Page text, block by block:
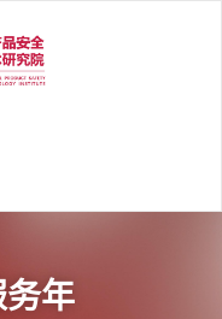
农产品安
业技术研
究院
产品安全应用研究，助力
年